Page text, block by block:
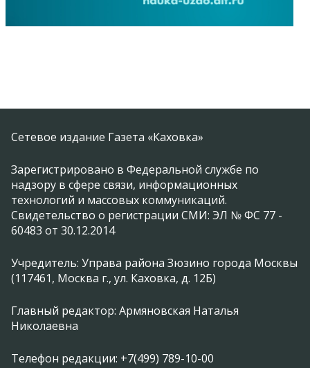
Сетевое издание Газета «Каховка»
Зарегистрировано в Федеральной службе по
надзору в сфере связи, информационных
технологий и массовых коммуникаций.
Свидетельство о регистрации СМИ: ЭЛ № ФС 77 -
60483 от 30.12.2014
Учредитель: Управа района Зюзино города Москвы
(117461, Москва г., ул. Каховка, д. 12Б)
Главный редактор: Армяновская Наталья
Николаевна
Телефон редакции: +7(499) 789-10-00